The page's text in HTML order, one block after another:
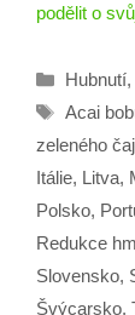
podělit o
Rubriky
Hubnutí,
Štítky
Acai
zeleného
Itálie, Litva,
Polsko,
Redukce
Slovensko,
Švýcarsko,